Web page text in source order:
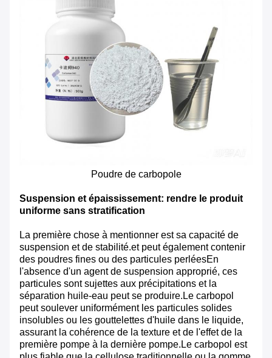
Poudre de carbopole
Suspension et épaississement: rendre le produit
uniforme sans stratification
La première chose à mentionner est sa capacité de
suspension et de stabilité.et peut également contenir
des poudres fines ou des particules perléesEn
l'absence d'un agent de suspension approprié, ces
particules sont sujettes aux précipitations et la
séparation huile-eau peut se produire.Le carbopol
peut soulever uniformément les particules solides
insolubles ou les gouttelettes d'huile dans le liquide,
assurant la cohérence de la texture et de l'effet de la
première pompe à la dernière pompe.Le carbopol est